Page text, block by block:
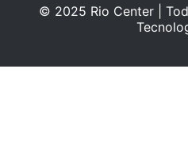
© 2025 Rio Center |